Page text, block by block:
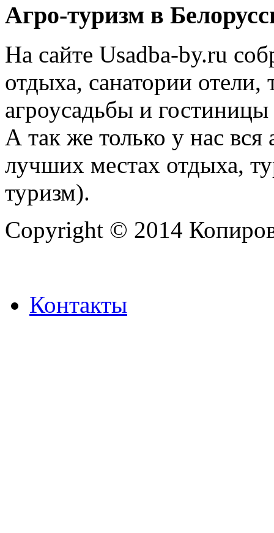
Агро-туризм в
На сайте Usadba-by.ru
отдыха, санатории
агроусадьбы и
А так же только у нас
лучших местах отдыха,
туризм).
Copyright © 2014
Контакты